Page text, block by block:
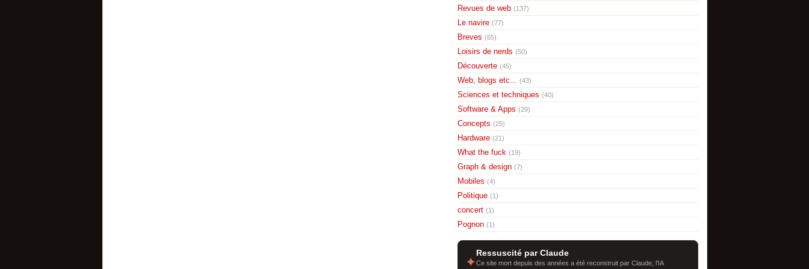
Revues de web (137)
Le navire (77)
Breves (65)
Loisirs de nerds (50)
Découverte (45)
Web, blogs etc... (43)
Sciences et techniques (40)
Software & Apps (29)
Concepts (25)
Hardware (21)
What the fuck (19)
Graph & design (7)
Mobiles (4)
Politique (1)
concert (1)
Pognon (1)
✦
Ressuscité par Claude
Ce site mort depuis des années a été reconstruit par Claude, l'IA